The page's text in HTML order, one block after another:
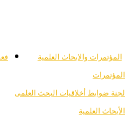
المؤتمرات والابحاث العلمية
المؤتمرات
لجنة ضوابط أخلاقيات البحث العلمى
الأبحاث العلمية